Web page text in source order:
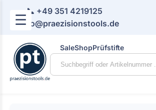
☰
📞 +49 351 4219125
📧 info@praezisionstools.de
SaleShopPrüfstifte